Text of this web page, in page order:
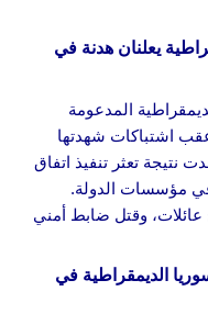
يعلنان هدنة في
المدعومة
اشتباكات شهدتها
نتيجة تعثر تنفيذ اتفاق
مؤسسات الدولة.
وقتل ضابط أمني
الديمقراطية في